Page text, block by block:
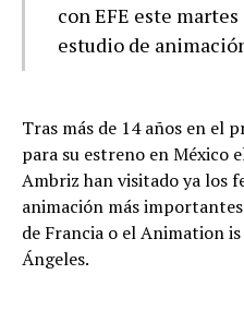
con EFE este
estudio de
Tras más de 14 años en el
para su estreno en México
Ambriz han visitado ya los
animación más
de Francia o el Animation
Ángeles.